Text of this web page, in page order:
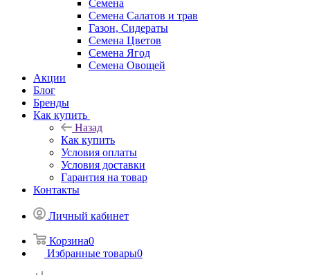
Семена
Семена Салатов и трав
Газон, Сидераты
Семена Цветов
Семена Ягод
Семена Овощей
Акции
Блог
Бренды
Как купить
Назад
Как купить
Условия оплаты
Условия доставки
Гарантия на товар
Контакты
Личный кабинет
Корзина0
Избранные товары0